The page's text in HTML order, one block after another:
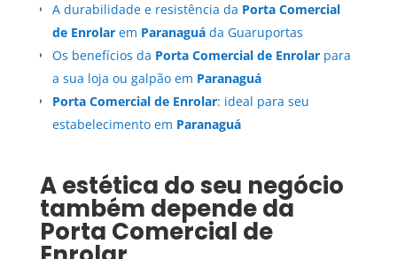
A durabilidade e resistência da Porta Comercial
de Enrolarem Paranaguáda Guaruportas
Os benefícios da Porta Comercial de Enrolarpara
a sua loja ou galpão em Paranaguá
Porta Comercial de Enrolar: ideal para seu
estabelecimento em Paranaguá
A estética do seu negócio
também depende da
Porta Comercial de